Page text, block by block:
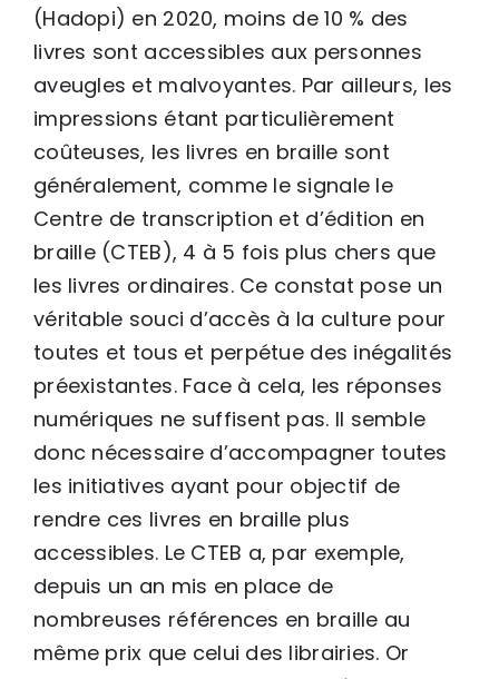
(Hadopi) en 2020, moins de 10 % des
livres sont accessibles aux personnes
aveugles et malvoyantes. Par ailleurs, les
impressions étant particulièrement
coûteuses, les livres en braille sont
généralement, comme le signale le
Centre de transcription et d’édition en
braille (CTEB), 4 à 5 fois plus chers que
les livres ordinaires. Ce constat pose un
véritable souci d’accès à la culture pour
toutes et tous et perpétue des inégalités
préexistantes. Face à cela, les réponses
numériques ne suffisent pas. Il semble
donc nécessaire d’accompagner toutes
les initiatives ayant pour objectif de
rendre ces livres en braille plus
accessibles. Le CTEB a, par exemple,
depuis un an mis en place de
nombreuses références en braille au
même prix que celui des librairies. Or